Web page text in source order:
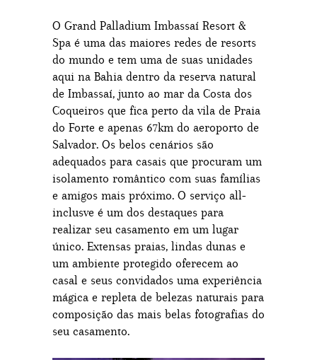
O Grand Palladium Imbassaí Resort &
Spa é uma das maiores redes de resorts
do mundo e tem uma de suas unidades
aqui na Bahia dentro da reserva natural
de Imbassaí, junto ao mar da Costa dos
Coqueiros que fica perto da vila de Praia
do Forte e apenas 67km do aeroporto de
Salvador. Os belos cenários são
adequados para casais que procuram um
isolamento romântico com suas famílias
e amigos mais próximo. O serviço all-
inclusve é um dos destaques para
realizar seu casamento em um lugar
único. Extensas praias, lindas dunas e
um ambiente protegido oferecem ao
casal e seus convidados uma experiência
mágica e repleta de belezas naturais para
composição das mais belas fotografias do
seu casamento.